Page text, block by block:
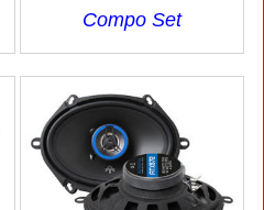
Compo Set